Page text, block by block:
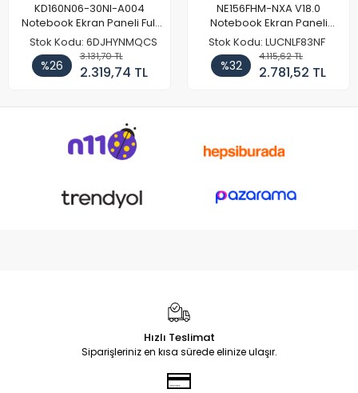
KD160N06-30NI-A004
Notebook Ekran Paneli Full
HD
Stok Kodu: 6DJHYNMQCS
%26
3.131,70 TL
2.319,74 TL
NE156FHM-NXA V18.0
Notebook Ekran Paneli
144Hz
Stok Kodu: LUCNLF83NF
%32
4.115,62 TL
2.781,52 TL
Hızlı Teslimat
Siparişleriniz en kısa sürede elinize ulaşır.